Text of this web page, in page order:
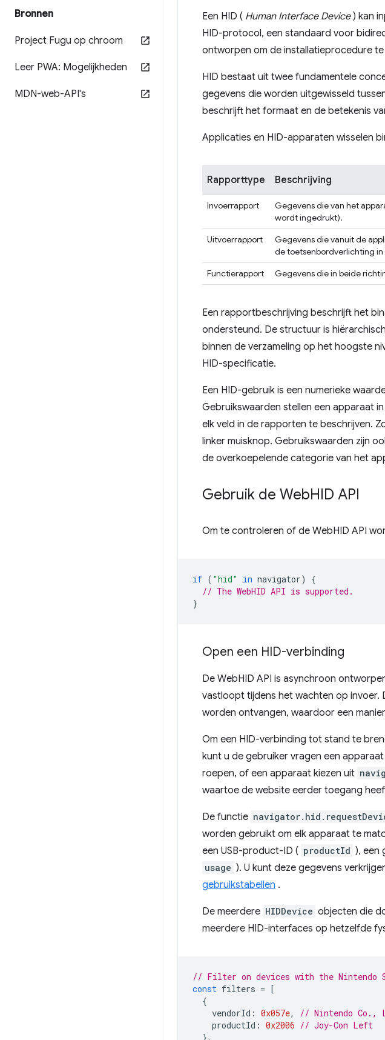
Bronnen
Project Fugu op chroom
Leer PWA: Mogelijkheden
MDN-web-API's
Een HID ( Human Interface Device) kan
HID-protocol, een standaard voor
ontworpen om de installatieprocedure
HID bestaat uit twee fundamentele
gegevens die worden uitgewisseld
beschrijft het formaat en de betekenis
Applicaties en HID-apparaten wisselen
Rapporttype Beschrijving
Invoerrapport
Gegevens die van het
wordt ingedrukt).
Uitvoerrapport
Gegevens die vanuit de
de toetsenbordverlichting in
Functierapport
Gegevens die in beide
Een rapportbeschrijving beschrijft het
ondersteund. De structuur is
binnen de verzameling op het hoogste
HID-specificatie.
Een HID-gebruik is een numerieke
Gebruikswaarden stellen een apparaat
elk veld in de rapporten te beschrijven.
linker muisknop. Gebruikswaarden zijn
de overkoepelende categorie van het
Gebruik de WebHID API
Om te controleren of de WebHID API
if ( "hid" in navigator)
{
// The WebHID API is supported.
}
Open een HID-verbinding
De WebHID API is asynchroon
vastloopt tijdens het wachten op invoer.
worden ontvangen, waardoor een
Om een ​​HID-verbinding tot stand te
kunt u de gebruiker vragen een
roepen, of een apparaat kiezen uit
waartoe de website eerder toegang
De functie
worden gebruikt om elk apparaat te
een USB-product-ID ( productId ), een
usage ). U kunt deze gegevens
gebruikstabellen .
De meerdere HIDDevice objecten die
meerdere HID-interfaces op hetzelfde
// Filter on devices with the Nintendo
const filters = [
{
vendorId : 0x057e,
// Nintendo Co.,
productId : 0x2006 // Joy-Con Left
},